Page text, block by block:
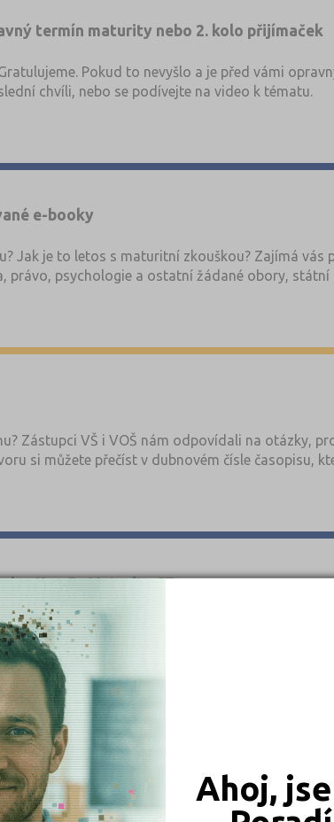
Ahoj,
termín maturity nebo 2. kolo přijímaček
Pokud to nevyšlo a je před vámi
chvíli, nebo se podívejte na video k tématu.
e-booky
Jak je to letos s maturitní zkouškou? Zajímá
právo, psychologie a ostatní žádané obory,
Zástupci VŠ i VOŠ nám odpovídali na otázky,
si můžete přečíst v dubnovém čísle časopisu,
KamPoMaturite.CZ
již můžete zdarma stáhnout i prolistovat na
oboru, status studenta po maturitě, 2. kola
od 7. 4. 2026.
vysokých škol
přihlásit? Jaké jsou konkrétní požadavky k